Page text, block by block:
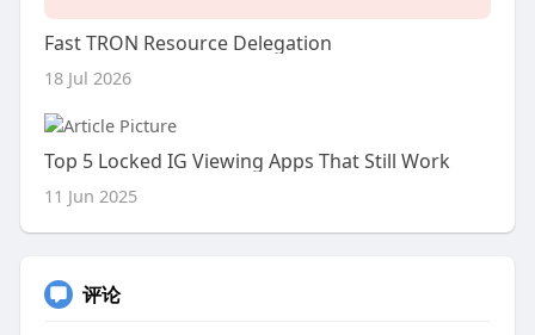
Fast TRON Resource Delegation
18 Jul 2026
Top 5 Locked IG Viewing Apps That Still Work
11 Jun 2025
评论